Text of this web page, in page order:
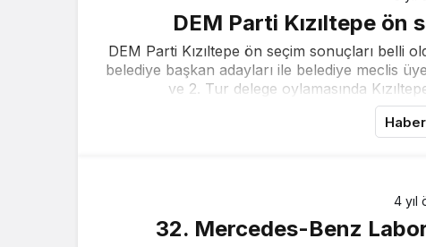
DEM Parti Kızıltepe ön
DEM Parti Kızıltepe ön seçim sonuçları belli
belediye başkan adayları ile belediye meclis
ve 2. Tur delege oylamasında
4 yıl
32. Mercedes-Benz